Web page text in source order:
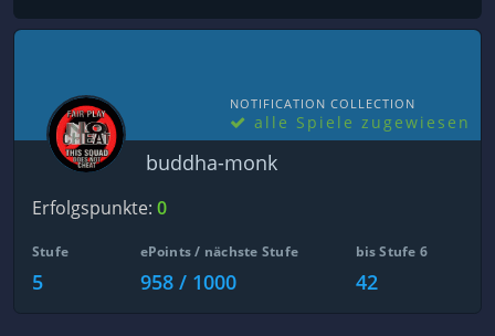
NOTIFICATION COLLECTION
alle Spiele zugewiesen
buddha-monk
Erfolgspunkte: 0
Stufe
5
ePoints / nächste Stufe
958 / 1000
bis Stufe 6
42